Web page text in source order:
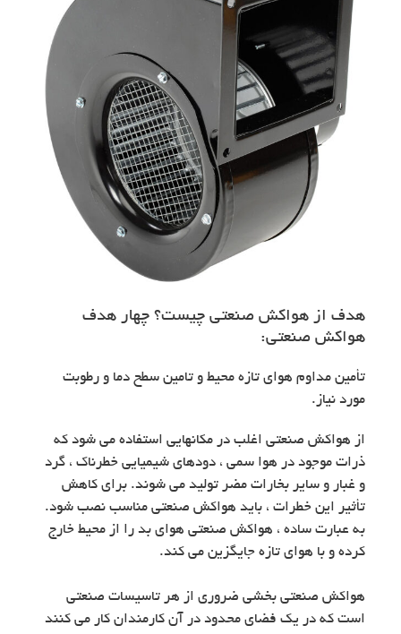
هدف از هواکش صنعتی چیست؟ چهار هدف
هواکش صنعتی:
تأمین مداوم هوای تازه محیط و تامین سطح دما و رطوبت
مورد نیاز.
از هواکش صنعتی اغلب در مکانهایی استفاده می شود که
ذرات موجود در هوا سمی ، دودهای شیمیایی خطرناک ، گرد
و غبار و سایر بخارات مضر تولید می شوند. برای کاهش
تأثیر این خطرات ، باید هواکش صنعتی مناسب نصب شود.
به عبارت ساده ، هواکش صنعتی هوای بد را از محیط خارج
کرده و با هوای تازه جایگزین می کند.
هواکش صنعتی بخشی ضروری از هر تاسیسات صنعتی
است که در یک فضای محدود در آن کارمندان کار می کنند